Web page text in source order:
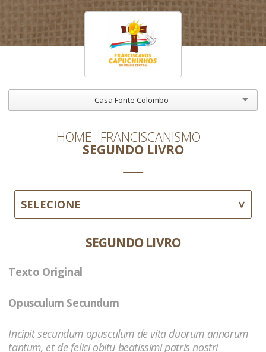
Casa Fonte Colombo
HOME FRANCISCANISMO
SEGUNDO LIVRO
SELECIONE
SEGUNDO LIVRO
Texto Original
Opusculum Secundum
Incipit secundum opusculum de vita duorum annorum
tantum, et de felici obitu beatissimi patris nostri